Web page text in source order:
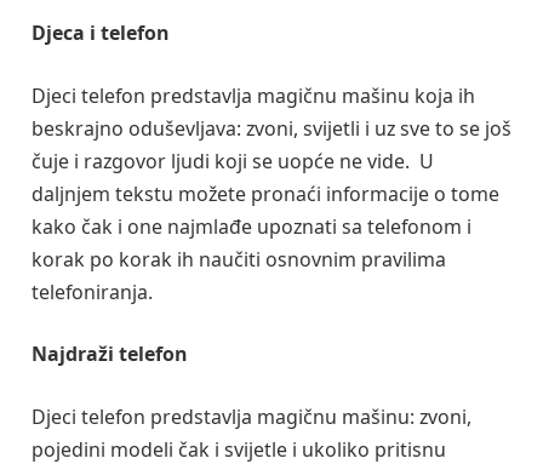
Djeca i telefon
Djeci telefon predstavlja magičnu mašinu koja ih
beskrajno oduševljava: zvoni, svijetli i uz sve to se još
čuje i razgovor ljudi koji se uopće ne vide. U
daljnjem tekstu možete pronaći informacije o tome
kako čak i one najmlađe upoznati sa telefonom i
korak po korak ih naučiti osnovnim pravilima
telefoniranja.
Najdraži telefon
Djeci telefon predstavlja magičnu mašinu: zvoni,
pojedini modeli čak i svijetle i ukoliko pritisnu